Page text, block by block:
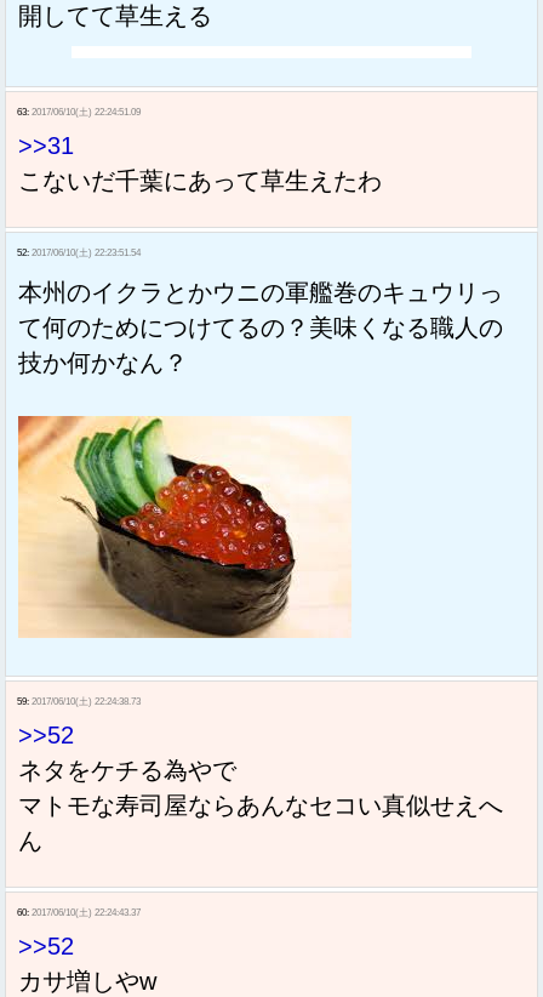
開してて草生える
63: 2017/06/10(土) 22:24:51.09
>>31
こないだ千葉にあって草生えたわ
52: 2017/06/10(土) 22:23:51.54
本州のイクラとかウニの軍艦巻のキュウリっ
て何のためにつけてるの？美味くなる職人の
技か何かなん？
59: 2017/06/10(土) 22:24:38.73
>>52
ネタをケチる為やで
マトモな寿司屋ならあんなセコい真似せえへ
ん
60: 2017/06/10(土) 22:24:43.37
>>52
カサ増しやw